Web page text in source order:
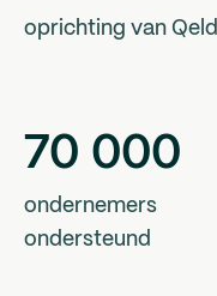
oprichting van Qeld
70 000
ondernemers
ondersteund